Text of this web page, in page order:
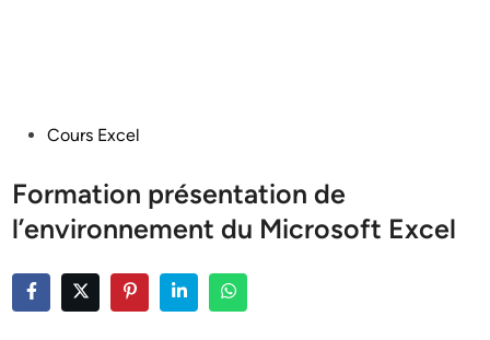
PostedCours Excel
Formation présentation de
l’environnement du Microsoft Excel